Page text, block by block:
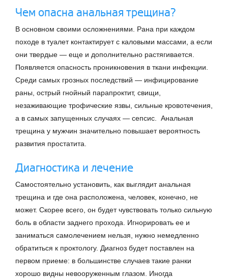
Чем опасна анальная трещина?
В основном своими осложнениями. Рана при каждом
походе в туалет контактирует с каловыми массами, а если
они твердые — еще и дополнительно растягивается.
Появляется опасность проникновения в ткани инфекции.
Среди самых грозных последствий — инфицирование
раны, острый гнойный парапроктит, свищи,
незаживающие трофические язвы, сильные кровотечения,
а в самых запущенных случаях — сепсис. Анальная
трещина у мужчин значительно повышает вероятность
развития простатита.
Диагностика и лечение
Самостоятельно установить, как выглядит анальная
трещина и где она расположена, человек, конечно, не
может. Скорее всего, он будет чувствовать только сильную
боль в области заднего прохода. Игнорировать ее и
заниматься самолечением нельзя, нужно немедленно
обратиться к проктологу. Диагноз будет поставлен на
первом приеме: в большинстве случаев такие ранки
хорошо видны невооруженным глазом. Иногда